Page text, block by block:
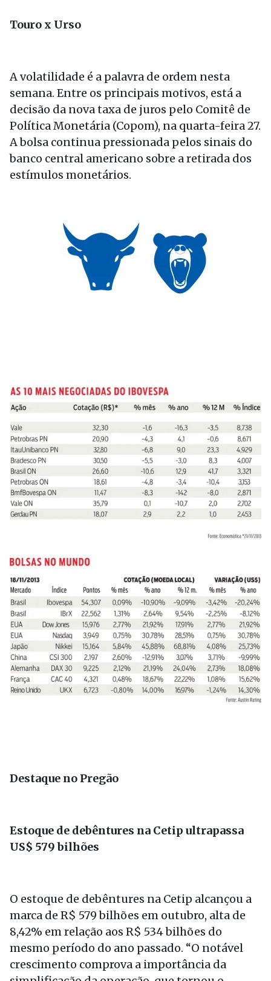
Touro x Urso
A volatilidade é a palavra de ordem nesta
semana. Entre os principais motivos, está a
decisão da nova taxa de juros pelo Comitê de
Política Monetária (Copom), na quarta-feira 27.
A bolsa continua pressionada pelos sinais do
banco central americano sobre a retirada dos
estímulos monetários.
Destaque no Pregão
Estoque de debêntures na Cetip ultrapassa
US$ 579 bilhões
O estoque de debêntures na Cetip alcançou a
marca de R$ 579 bilhões em outubro, alta de
8,42% em relação aos R$ 534 bilhões do
mesmo período do ano passado. “O notável
crescimento comprova a importância da